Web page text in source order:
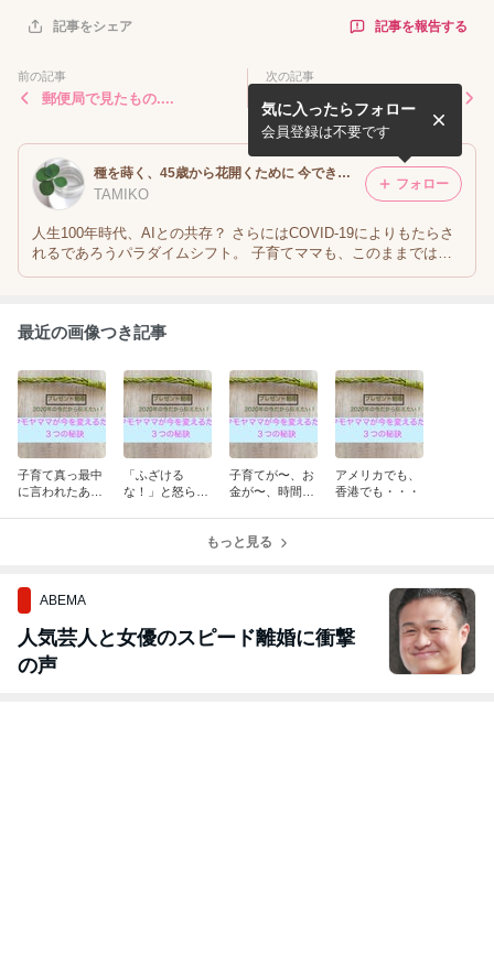
記事をシェア 記事を報告する
前の記事
郵便局で見たもの....
次の記事
種を蒔く、45歳から花開くために 今できること
TAMIKO
人生100年時代、AIとの共存？ さらにはCOVID-19によりもたらさ
れるであろうパラダイムシフト。 子育てママも、このままではい
けない？ これからの世の中は、 これまでの世の中といろんな意味
気に入ったらフォロー
会員登録は不要です
フォロー
最近の画像つき記事
子育て真っ最中
に言われたあの
「ふざける
な！」と怒られ
子育てが〜、お
金が〜、時間
いの？
アメリカでも、
香港でも・・・
もっと見る
ABEMA
人気芸人と女優のスピード離婚に衝撃
の声